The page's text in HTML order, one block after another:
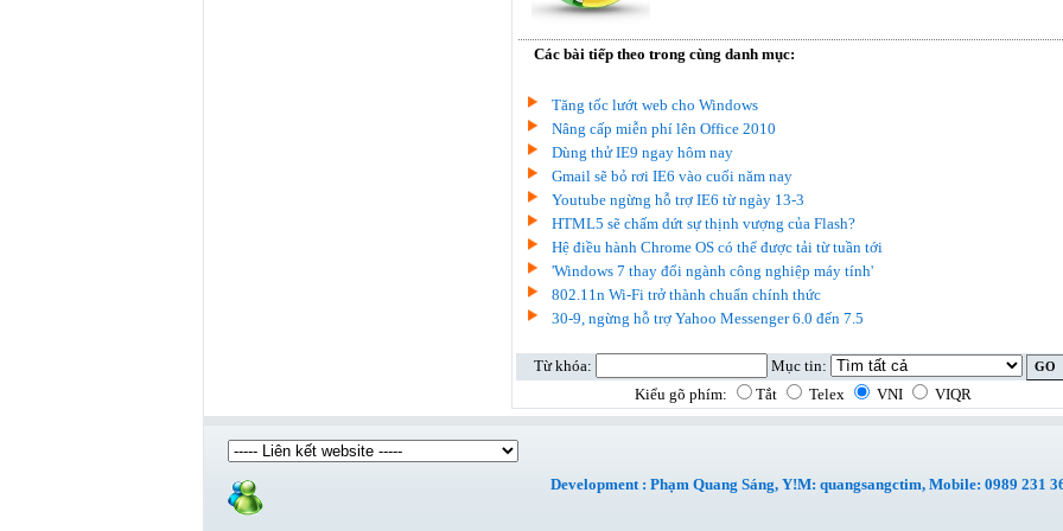
Các bài tiếp theo trong cùng danh mục:
Tăng tốc lướt web cho Windows
Nâng cấp miễn phí lên Office 2010
Dùng thử IE9 ngay hôm nay
Gmail sẽ bỏ rơi IE6 vào cuối năm nay
Youtube ngừng hỗ trợ IE6 từ ngày 13-3
HTML5 sẽ chấm dứt sự thịnh vượng của Flash?
Hệ điều hành Chrome OS có thể được tải từ tuần tới
'Windows 7 thay đổi ngành công nghiệp máy tính'
802.11n Wi-Fi trở thành chuẩn chính thức
30-9, ngừng hỗ trợ Yahoo Messenger 6.0 đến 7.5
Từ khóa:
Mục tin:
Kiểu gõ phím:
Tắt Telex VNI VIQR
Development : Phạm Quang Sáng, Y!M: quangsangctim, Mobile: 0989 231